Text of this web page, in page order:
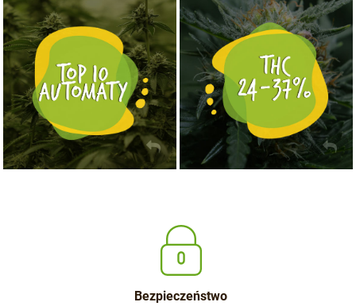
NASIONA MARIHUANY TOP 10 AUTOFLOWERING
KUP TERAZ MOCNE ODMIANY MARIHUANY THC OD 24 - 37%
KUP TERAZ
Bezpieczeństwo